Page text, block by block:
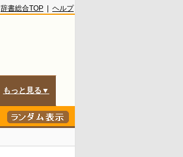
辞書総合TOP ヘルプ
もっと見る▼